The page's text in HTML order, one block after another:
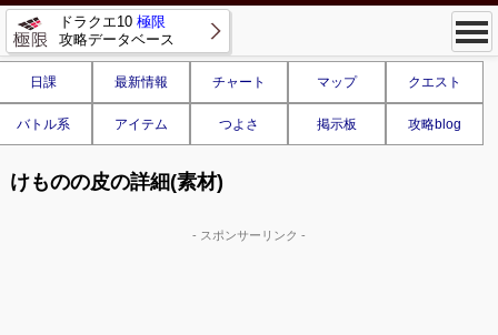
ドラクエ10 極限
攻略データベース
日課 最新情報 チャート マップ クエスト
バトル系 アイテム つよさ 掲示板 攻略blog
けものの皮の詳細(素材)
- スポンサーリンク -